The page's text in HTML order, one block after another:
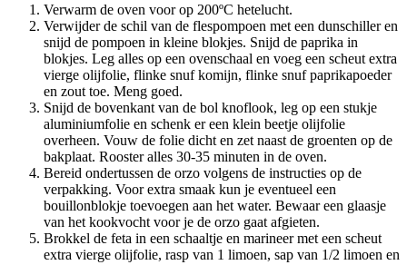
Verwarm de oven voor op 200ºC hetelucht.
Verwijder de schil van de flespompoen met een dunschiller en
snijd de pompoen in kleine blokjes. Snijd de paprika in
blokjes. Leg alles op een ovenschaal en voeg een scheut extra
vierge olijfolie, flinke snuf komijn, flinke snuf paprikapoeder
en zout toe. Meng goed.
Snijd de bovenkant van de bol knoflook, leg op een stukje
aluminiumfolie en schenk er een klein beetje olijfolie
overheen. Vouw de folie dicht en zet naast de groenten op de
bakplaat. Rooster alles 30-35 minuten in de oven.
Bereid ondertussen de orzo volgens de instructies op de
verpakking. Voor extra smaak kun je eventueel een
bouillonblokje toevoegen aan het water. Bewaar een glaasje
van het kookvocht voor je de orzo gaat afgieten.
Brokkel de feta in een schaaltje en marineer met een scheut
extra vierge olijfolie, rasp van 1 limoen, sap van 1/2 limoen en